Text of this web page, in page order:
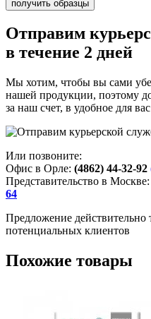
Отправим
в течение 2 дней
Мы хотим, чтобы вы сами
нашей продукции, поэтому
за наш счет, в удобное для
Или позвоните:
Офис в Орле: (4862) 44-32-92
Представительство в Москве:
64
Предложение действительно
потенциальных клиентов
Похожие товары